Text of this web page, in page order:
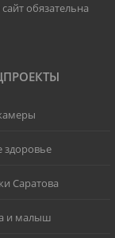
обязательна
здоровье
Саратова
и малыш